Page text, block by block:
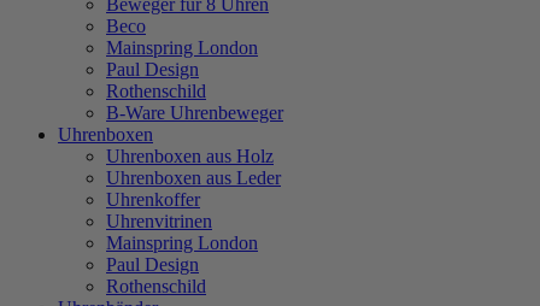
Beweger für 8 Uhren
Beco
Mainspring London
Paul Design
Rothenschild
B-Ware Uhrenbeweger
Uhrenboxen
Uhrenboxen aus Holz
Uhrenboxen aus Leder
Uhrenkoffer
Uhrenvitrinen
Mainspring London
Paul Design
Rothenschild